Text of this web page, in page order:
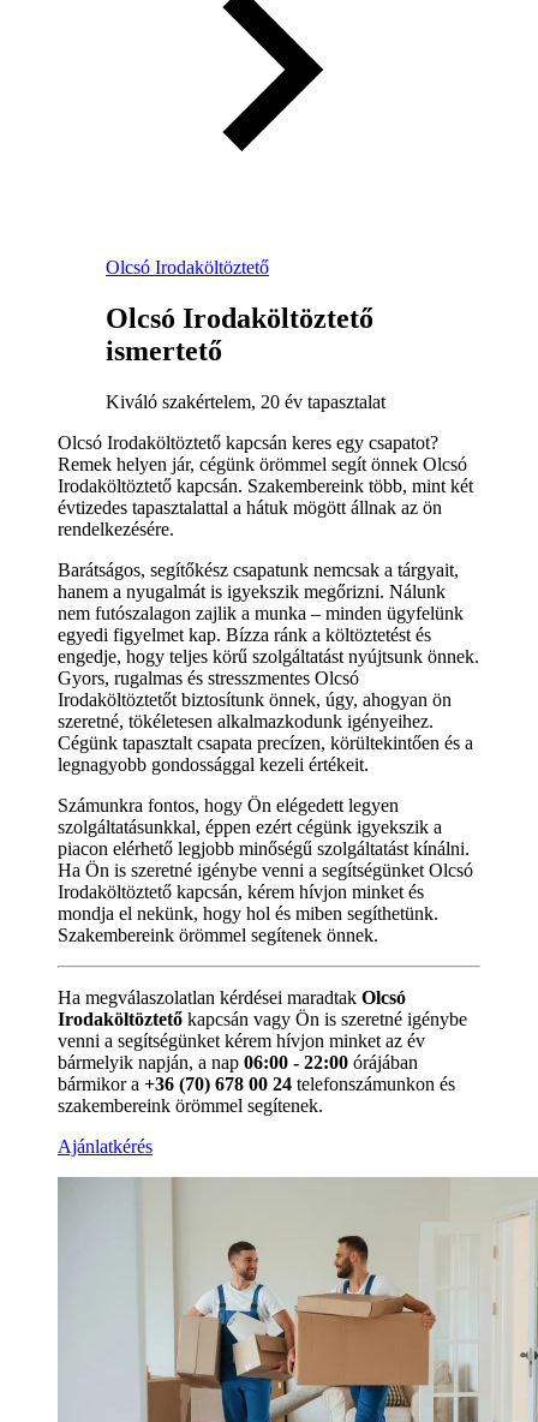
Olcsó Irodaköltöztető
Olcsó Irodaköltöztető
ismertető
Kiváló szakértelem, 20 év tapasztalat
Olcsó Irodaköltöztető kapcsán keres egy csapatot?
Remek helyen jár, cégünk örömmel segít önnek Olcsó
Irodaköltöztető kapcsán. Szakembereink több, mint két
évtizedes tapasztalattal a hátuk mögött állnak az ön
rendelkezésére.
Barátságos, segítőkész csapatunk nemcsak a tárgyait,
hanem a nyugalmát is igyekszik megőrizni. Nálunk
nem futószalagon zajlik a munka – minden ügyfelünk
egyedi figyelmet kap. Bízza ránk a költöztetést és
engedje, hogy teljes körű szolgáltatást nyújtsunk önnek.
Gyors, rugalmas és stresszmentes Olcsó
Irodaköltöztetőt biztosítunk önnek, úgy, ahogyan ön
szeretné, tökéletesen alkalmazkodunk igényeihez.
Cégünk tapasztalt csapata precízen, körültekintően és a
legnagyobb gondossággal kezeli értékeit.
Számunkra fontos, hogy Ön elégedett legyen
szolgáltatásunkkal, éppen ezért cégünk igyekszik a
piacon elérhető legjobb minőségű szolgáltatást kínálni.
Ha Ön is szeretné igénybe venni a segítségünket Olcsó
Irodaköltöztető kapcsán, kérem hívjon minket és
mondja el nekünk, hogy hol és miben segíthetünk.
Szakembereink örömmel segítenek önnek.
Ha megválaszolatlan kérdései maradtak Olcsó
Irodaköltöztető kapcsán vagy Ön is szeretné igénybe
venni a segítségünket kérem hívjon minket az év
bármelyik napján, a nap 06:00 - 22:00 órájában
bármikor a +36 (70) 678 00 24 telefonszámunkon és
szakembereink örömmel segítenek.
Ajánlatkérés